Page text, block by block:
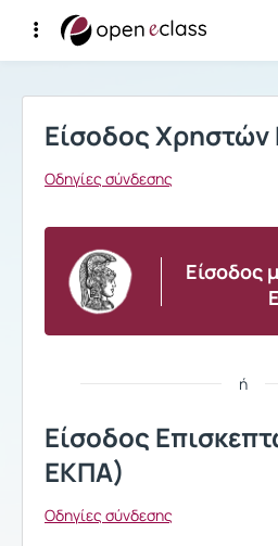
Σύνδεση
Είσοδος
Οδηγίες σύνδεσης
Είσοδος
ή
Είσοδος
ΕΚΠΑ)
Οδηγίες σύνδεσης